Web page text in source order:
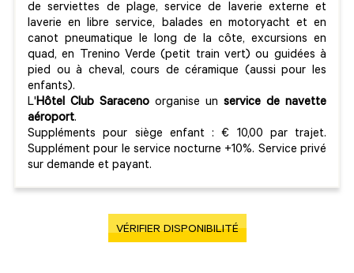
de serviettes de plage, service de laverie externe et
laverie en libre service, balades en motoryacht et en
canot pneumatique le long de la côte, excursions en
quad, en Trenino Verde (petit train vert) ou guidées à
pied ou à cheval, cours de céramique (aussi pour les
enfants).
L'Hôtel Club Saraceno organise un service de navette
aéroport.
Suppléments pour siège enfant : € 10,00 par trajet.
Supplément pour le service nocturne +10%. Service privé
sur demande et payant.
VÉRIFIER DISPONIBILITÉ